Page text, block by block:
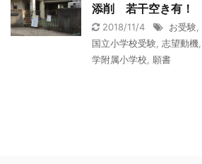
添削 若干空き有！
2018/11/4 お受験
国立小学校受験 志望動機
学附属小学校
願書